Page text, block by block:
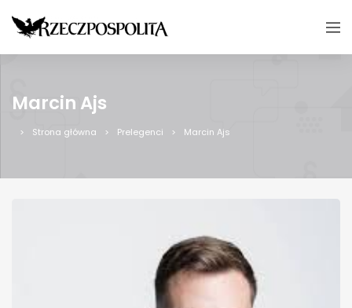
Marcin Ajs
Strona główna Prelegenci Marcin Ajs